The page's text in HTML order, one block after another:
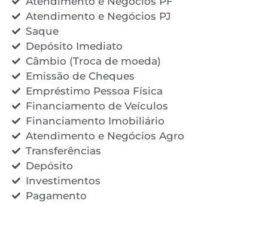
Atendimento e Negócios PJ
Saque
Depósito Imediato
Câmbio (Troca de moeda)
Emissão de Cheques
Empréstimo Pessoa Física
Financiamento de Veículos
Financiamento Imobiliário
Atendimento e Negócios Agro
Transferências
Depósito
Investimentos
Pagamento